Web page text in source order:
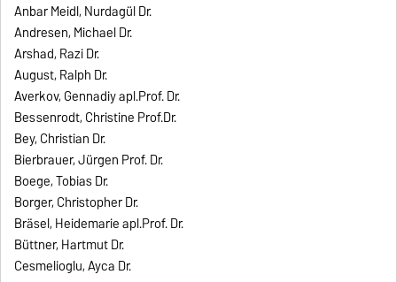
Anbar Meidl, Nurdagül Dr.
Andresen, Michael Dr.
Arshad, Razi Dr.
August, Ralph Dr.
Averkov, Gennadiy apl.Prof. Dr.
Bessenrodt, Christine Prof.Dr.
Bey, Christian Dr.
Bierbrauer, Jürgen Prof. Dr.
Boege, Tobias Dr.
Borger, Christopher Dr.
Bräsel, Heidemarie apl.Prof. Dr.
Büttner, Hartmut Dr.
Cesmelioglu, Ayca Dr.